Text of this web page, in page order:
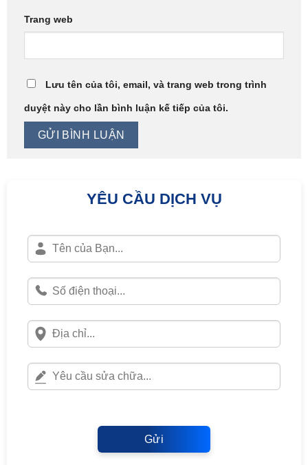
Trang web
Lưu tên của tôi, email, và trang web trong trình
duyệt này cho lần bình luận kế tiếp của tôi.
YÊU CẦU DỊCH VỤ
Gửi